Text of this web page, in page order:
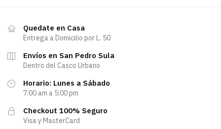
Quedate en Casa
Entrega a Domicilio por L. 50
Envíos en San Pedro Sula
Dentro del Casco Urbano
Horario: Lunes a Sábado
7:00 am a 5:00 pm
Checkout 100% Seguro
Visa y MasterCard